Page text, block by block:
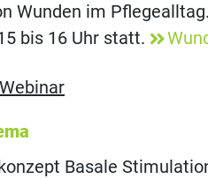
Wunden im
bis 16 Uhr statt.
Webinar
Basale